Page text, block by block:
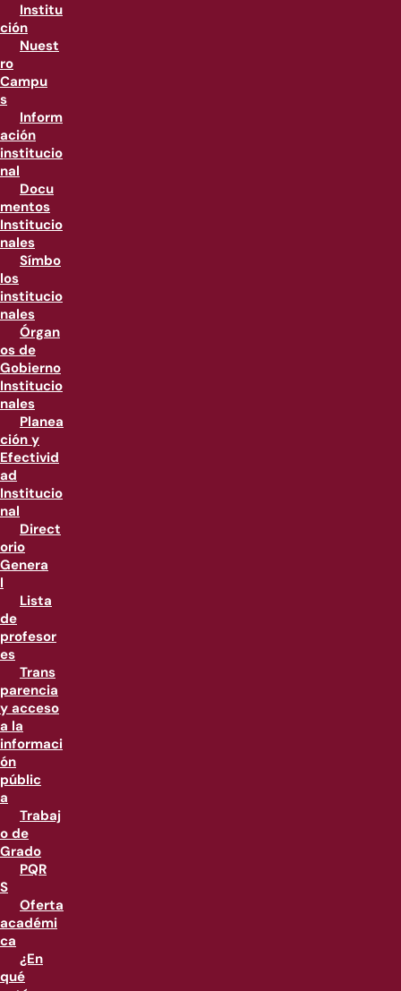
Institu
ción
Nuest
ro
Campu
s
Inform
ación
institucio
nal
Docu
mentos
Institucio
nales
Símbo
los
institucio
nales
Órgan
os de
Gobierno
Institucio
nales
Planea
ción y
Efectivid
ad
Institucio
nal
Direct
orio
Genera
l
Lista
de
profesor
es
Trans
parencia
y acceso
a la
informaci
ón
públic
a
Trabaj
o de
Grado
PQR
S
Oferta
académi
ca
¿En
qué